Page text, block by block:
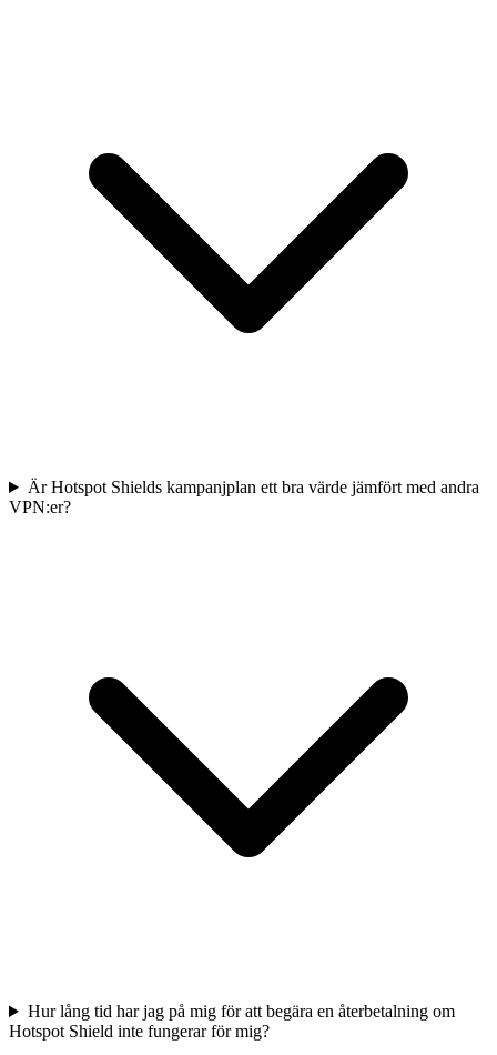
Är Hotspot Shields kampanjplan ett bra värde jämfört med andra
VPN:er?
Hur lång tid har jag på mig för att begära en återbetalning om
Hotspot Shield inte fungerar för mig?